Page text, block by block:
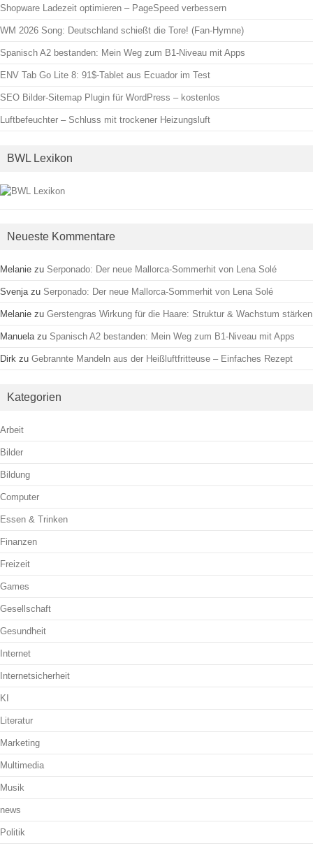
Shopware Ladezeit optimieren – PageSpeed verbessern
WM 2026 Song: Deutschland schießt die Tore! (Fan-Hymne)
Spanisch A2 bestanden: Mein Weg zum B1-Niveau mit Apps
ENV Tab Go Lite 8: 91$-Tablet aus Ecuador im Test
SEO Bilder-Sitemap Plugin für WordPress – kostenlos
Luftbefeuchter – Schluss mit trockener Heizungsluft
BWL Lexikon
Neueste Kommentare
Melanie zu Serponado: Der neue Mallorca-Sommerhit von Lena Solé
Svenja zu Serponado: Der neue Mallorca-Sommerhit von Lena Solé
Melanie zu Gerstengras Wirkung für die Haare: Struktur & Wachstum stärken
Manuela zu Spanisch A2 bestanden: Mein Weg zum B1-Niveau mit Apps
Dirk zu Gebrannte Mandeln aus der Heißluftfritteuse – Einfaches Rezept
Kategorien
Arbeit
Bilder
Bildung
Computer
Essen & Trinken
Finanzen
Freizeit
Games
Gesellschaft
Gesundheit
Internet
Internetsicherheit
KI
Literatur
Marketing
Multimedia
Musik
news
Politik